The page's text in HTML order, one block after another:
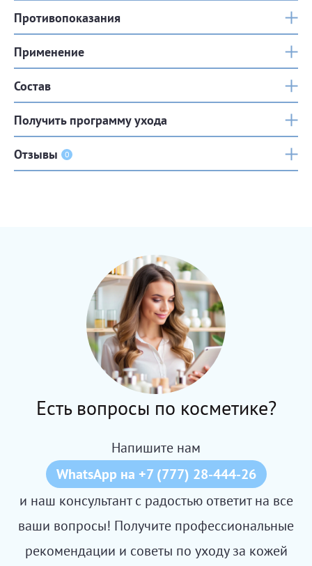
Противопоказания
Применение
Состав
Получить программу ухода
Отзывы 0
Есть вопросы по косметике?
Напишите нам
WhatsApp на +7 (777) 28-444-26
и наш консультант с радостью ответит на все
ваши вопросы! Получите профессиональные
рекомендации и советы по уходу за кожей